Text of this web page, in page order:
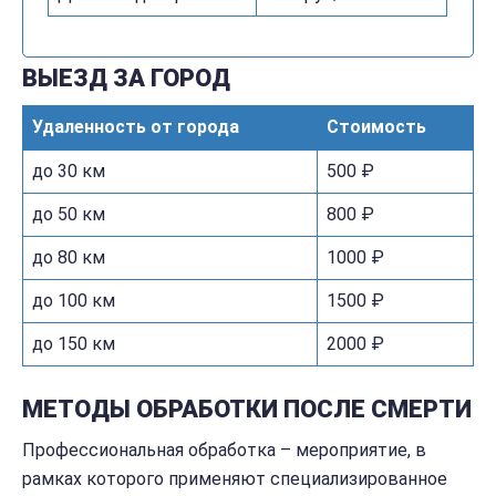
ВЫЕЗД ЗА ГОРОД
Удаленность от города Стоимость
до 30 км 500 ₽
до 50 км 800 ₽
до 80 км 1000 ₽
до 100 км 1500 ₽
до 150 км 2000 ₽
МЕТОДЫ ОБРАБОТКИ ПОСЛЕ СМЕРТИ
Профессиональная обработка – мероприятие, в
рамках которого применяют специализированное